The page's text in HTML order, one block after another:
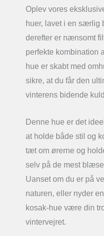
Oplev vores
huer, lavet i en særlig
derefter er nænsomt
perfekte kombination
hue er skabt med
sikre, at du får den
vinterens bidende
Denne hue er det
at holde både stil og
tæt om ørerne og
selv på de mest
Uanset om du er på
naturen, eller nyder
kosak-hue være din
vintervejret.